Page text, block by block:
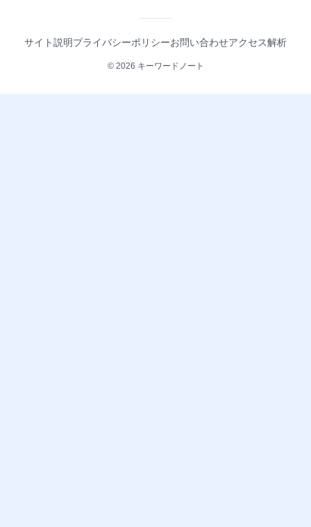
サイト説明プライバシーポリシーお問い合わせアクセス解析
© 2026 キーワードノート